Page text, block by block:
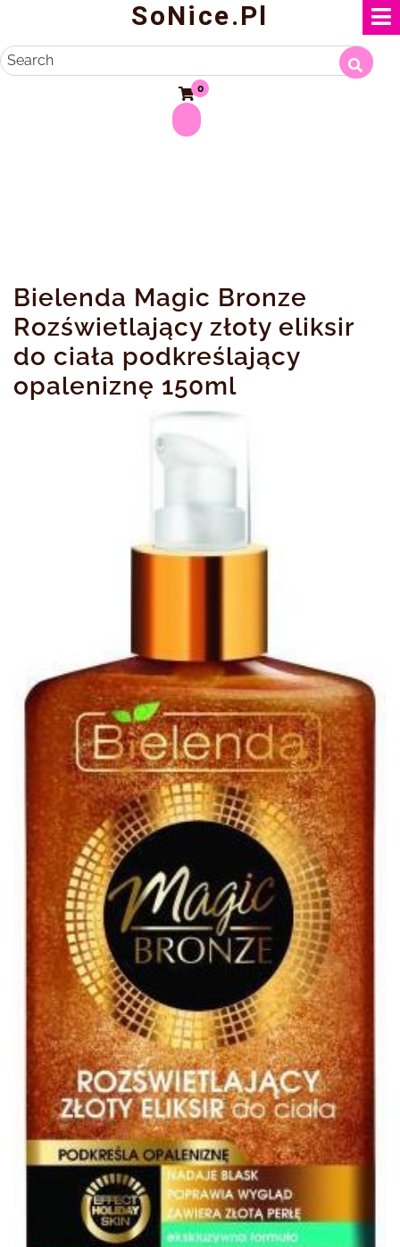
content
SoNice.pl
Search
0
Bielenda Magic Bronze
Rozświetlający złoty eliksir
do ciała podkreślający
opaleniznę 150ml